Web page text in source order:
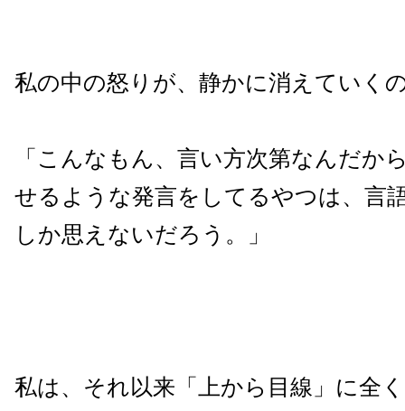
私の中の怒りが、静かに消えていく
「こんなもん、言い方次第なんだか
せるような発言をしてるやつは、言
しか思えないだろう。」
私は、それ以来「上から目線」に全